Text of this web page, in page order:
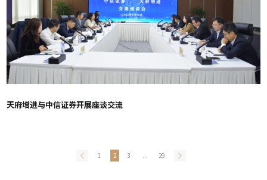
天府增进与中信证券开展座谈交流
1 2 3 ... 29